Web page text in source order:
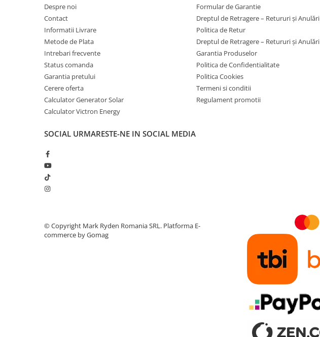
Invertoare Tensiune
Roboti Pornire Auto
Statii de incarcare vehicule
UPS Centrale Termice
Stabilizatoare Tensiune
Scule si aparate
Instrumente de masura
Clampmetre
Multimetre Portabile
Multimetre de Banc
Accesorii instrumente de masura
Despre noi
Contact
Informatii Livrare
Metode de Plata
Intrebari frecvente
Status comanda
Garantia pretului
Cerere oferta
Calculator Generator Solar
Calculator Victron Energy
Formular de Garantie
Dreptul de Retragere – Retururi și Anulări
Politica de Retur
Dreptul de Retragere – Retururi și Anulări
Garantia Produselor
Politica de Confidentialitate
Politica Cookies
Termeni si conditii
Regulament promotii
SOCIAL URMARESTE-NE IN SOCIAL MEDIA
©️ Copyright Mark Ryden Romania SRL. Platforma E-
commerce by Gomag